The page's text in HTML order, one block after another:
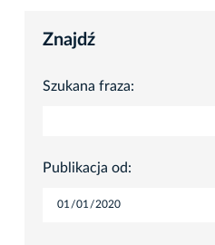
Znajdź
Szukana fraza:
Publikacja od: